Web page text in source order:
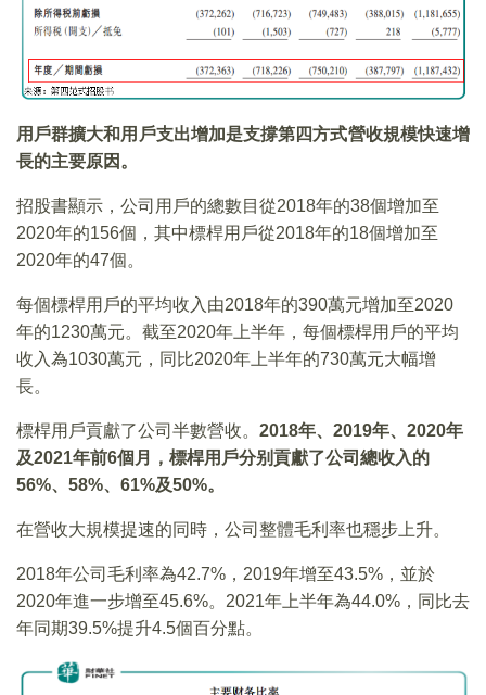
用戶群擴大和用戶支出增加是支撐第四方式營收規模快速增
長的主要原因。
招股書顯示，公司用戶的總數目從2018年的38個增加至
2020年的156個，其中標桿用戶從2018年的18個增加至
2020年的47個。
每個標桿用戶的平均收入由2018年的390萬元增加至2020
年的1230萬元。截至2020年上半年，每個標桿用戶的平均
收入為1030萬元，同比2020年上半年的730萬元大幅增
長。
標桿用戶貢獻了公司半數營收。 2018年、2019年、2020年
及2021年前6個月，標桿用戶分别貢獻了公司總收入的
56%、58%、61%及50%。
在營收大規模提速的同時，公司整體毛利率也穩步上升。
2018年公司毛利率為42.7%，2019年增至43.5%，並於
2020年進一步增至45.6%。2021年上半年為44.0%，同比去
年同期39.5%提升4.5個百分點。